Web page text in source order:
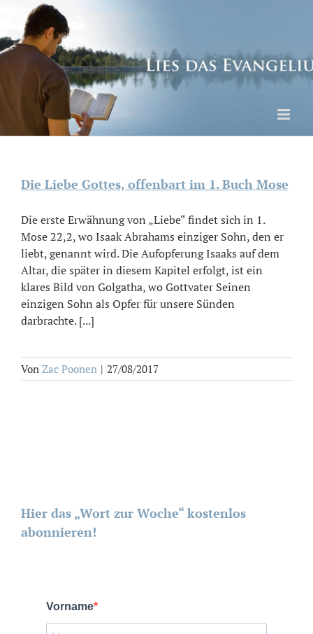
content
Die Liebe Gottes, offenbart im 1. Buch Mose
Die erste Erwähnung von „Liebe“ findet sich in 1.
Mose 22,2, wo Isaak Abrahams einziger Sohn, den er
liebt, genannt wird. Die Aufopferung Isaaks auf dem
Altar, die später in diesem Kapitel erfolgt, ist ein
klares Bild von Golgatha, wo Gottvater Seinen
einzigen Sohn als Opfer für unsere Sünden
darbrachte. [...]
Von Zac Poonen | 27/08/2017
Hier das „Wort zur Woche“ kostenlos
abonnieren!